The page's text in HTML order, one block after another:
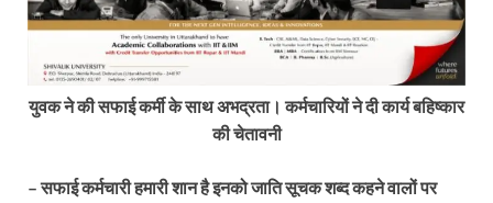
युवक ने की सफाई कर्मी के साथ अभद्रता। कर्मचारियों ने दी कार्य बहिष्कार
की चेतावनी
– सफाई कर्मचारी हमारी शान है इनको जाति सूचक शब्द कहने वालों पर